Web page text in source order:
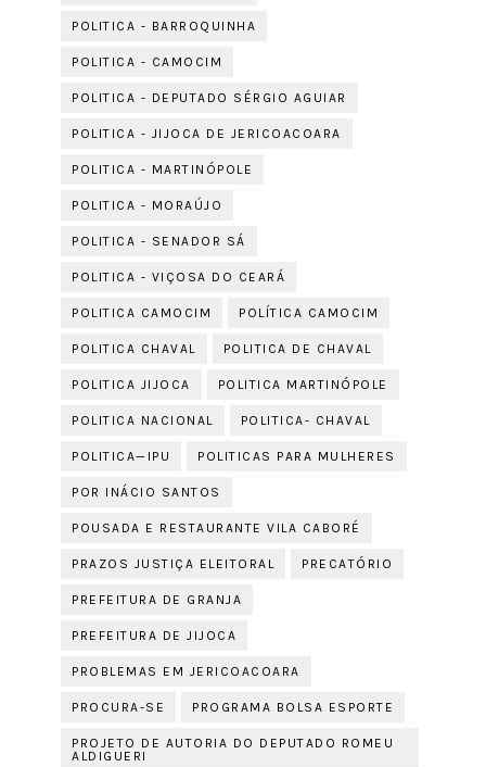
POLITICA - BARROQUINHA
POLITICA - CAMOCIM
POLITICA - DEPUTADO SÉRGIO AGUIAR
POLITICA - JIJOCA DE JERICOACOARA
POLITICA - MARTINÓPOLE
POLITICA - MORAÚJO
POLITICA - SENADOR SÁ
POLITICA - VIÇOSA DO CEARÁ
POLITICA CAMOCIM POLÍTICA CAMOCIM
POLITICA CHAVAL POLITICA DE CHAVAL
POLITICA JIJOCA POLITICA MARTINÓPOLE
POLITICA NACIONAL POLITICA- CHAVAL
POLITICA—IPU POLITICAS PARA MULHERES
POR INÁCIO SANTOS
POUSADA E RESTAURANTE VILA CABORÉ
PRAZOS JUSTIÇA ELEITORAL PRECATÓRIO
PREFEITURA DE GRANJA
PREFEITURA DE JIJOCA
PROBLEMAS EM JERICOACOARA
PROCURA-SE PROGRAMA BOLSA ESPORTE
PROJETO DE AUTORIA DO DEPUTADO ROMEU
ALDIGUERI